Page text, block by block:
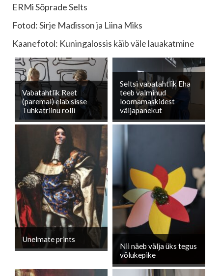
ERMi Sõprade Selts
Fotod: Sirje Madisson ja Liina Miks
Kaanefotol: Kuningalossis käib väle lauakatmine
Vabatahtlik Reet
(paremal) elab sisse
Tuhkatriinu rolli
Seltsi vabatahtlik Eha
teeb valminud
loomamaskidest
väljapanekut
Unelmate prints
Nii näeb välja üks tegus
võlukepike